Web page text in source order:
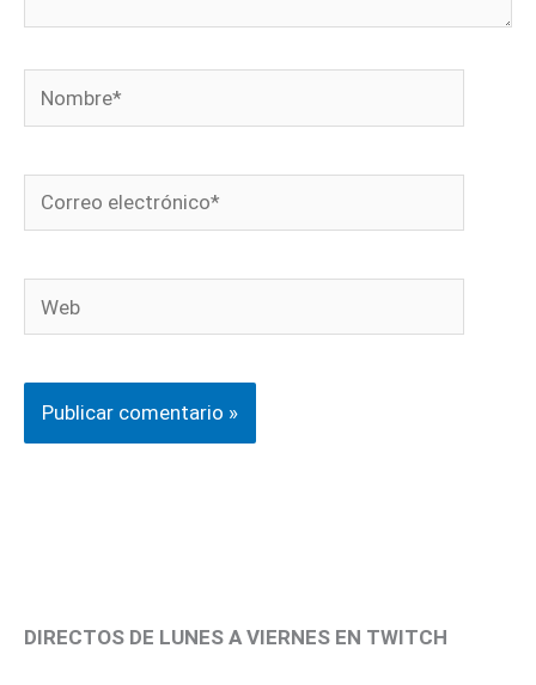
Nombre*
Correo
electrónico*
Web
DIRECTOS DE LUNES A VIERNES EN TWITCH